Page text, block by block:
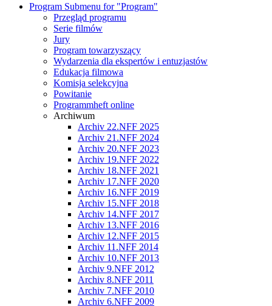
Program Submenu for "Program"
Przegląd programu
Serie filmów
Jury
Program towarzyszący
Wydarzenia dla ekspertów i entuzjastów
Edukacja filmowa
Komisja selekcyjna
Powitanie
Programmheft online
Archiwum
Archiv 22.NFF 2025
Archiv 21.NFF 2024
Archiv 20.NFF 2023
Archiv 19.NFF 2022
Archiv 18.NFF 2021
Archiv 17.NFF 2020
Archiv 16.NFF 2019
Archiv 15.NFF 2018
Archiv 14.NFF 2017
Archiv 13.NFF 2016
Archiv 12.NFF 2015
Archiv 11.NFF 2014
Archiv 10.NFF 2013
Archiv 9.NFF 2012
Archiv 8.NFF 2011
Archiv 7.NFF 2010
Archiv 6.NFF 2009